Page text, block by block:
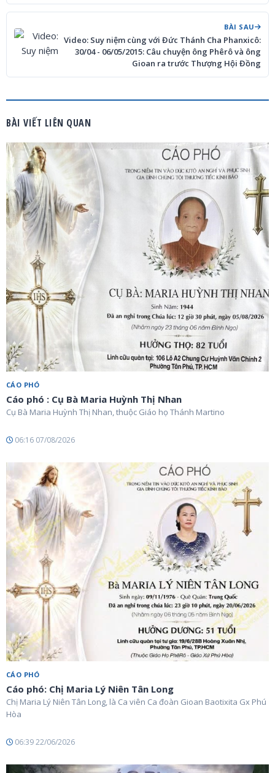
BÀI SAU
Video: Suy niệm cùng với Đức Thánh Cha Phanxicô:
30/04 - 06/05/2015: Câu chuyện ông Phêrô và ông
Gioan ra trước Thượng Hội Đồng
BÀI VIẾT LIÊN QUAN
CÁO PHÓ
Cáo phó : Cụ Bà Maria Huỳnh Thị Nhan
Cụ Bà Maria Huỳnh Thị Nhan, thuộc Giáo họ Thánh Martino
06:16 07/08/2026
CÁO PHÓ
Cáo phó: Chị Maria Lý Niên Tân Long
Chị Maria Lý Niên Tân Long, là Ca viên Ca đoàn Gioan Baotixita Gx Phú
Hòa
06:39 22/06/2026